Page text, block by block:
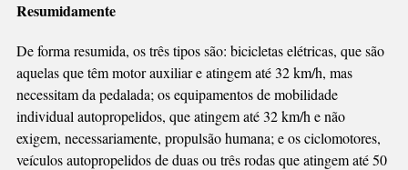
Resumidamente
De forma resumida, os três tipos são: bicicletas elétricas, que são
aquelas que têm motor auxiliar e atingem até 32 km/h, mas
necessitam da pedalada; os equipamentos de mobilidade
individual autopropelidos, que atingem até 32 km/h e não
exigem, necessariamente, propulsão humana; e os ciclomotores,
veículos autopropelidos de duas ou três rodas que atingem até 50